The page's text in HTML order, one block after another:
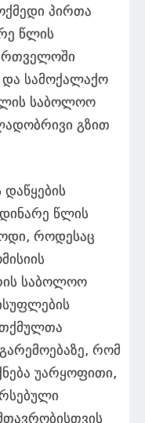
პირთა
წლის
და სამოქალაქო
საბოლოო
გზით
წლის
როდესაც
საბოლოო
რომ
უარყოფითი,